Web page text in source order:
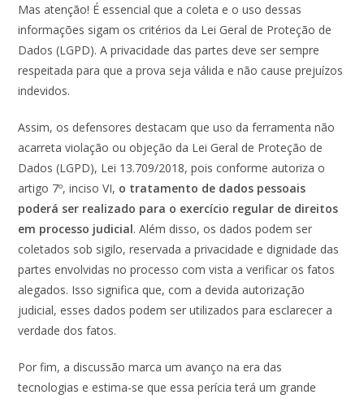
Mas atenção! É essencial que a coleta e o uso dessas
informações sigam os critérios da Lei Geral de Proteção de
Dados (LGPD). A privacidade das partes deve ser sempre
respeitada para que a prova seja válida e não cause prejuízos
indevidos.
Assim, os defensores destacam que uso da ferramenta não
acarreta violação ou objeção da Lei Geral de Proteção de
Dados (LGPD), Lei 13.709/2018, pois conforme autoriza o
artigo 7º, inciso VI, o tratamento de dados pessoais
poderá ser realizado para o exercício regular de direitos
em processo judicial. Além disso, os dados podem ser
coletados sob sigilo, reservada a privacidade e dignidade das
partes envolvidas no processo com vista a verificar os fatos
alegados. Isso significa que, com a devida autorização
judicial, esses dados podem ser utilizados para esclarecer a
verdade dos fatos.
Por fim, a discussão marca um avanço na era das
tecnologias e estima-se que essa perícia terá um grande